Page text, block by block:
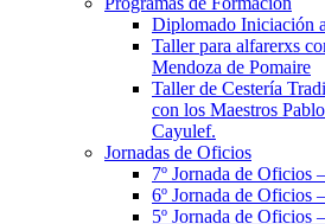
Diplomado Iniciación
Taller para alfarerxs
Mendoza de Pomaire
Taller de Cestería
con los Maestros
Cayulef.
Jornadas de Oficios
7º Jornada de Oficios
6º Jornada de Oficios
5º Jornada de Oficios